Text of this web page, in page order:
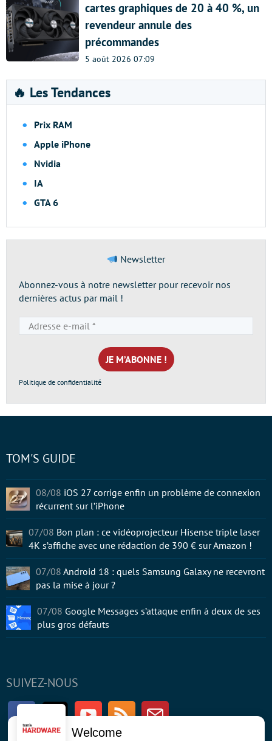
cartes graphiques de 20 à 40 %, un
revendeur annule des
précommandes
5 août 2026 07:09
🔥 Les Tendances
Prix RAM
Apple iPhone
Nvidia
IA
GTA 6
Newsletter
Abonnez-vous à notre newsletter pour recevoir nos
dernières actus par mail !
e-
mail
*
Politique de confidentialité
SUIVEZ-NOUS
FacebookTwitter Youtube RSS Newsletter
TOM'S GUIDE
08/08 iOS 27 corrige enfin un problème de connexion
récurrent sur l’iPhone
07/08 Bon plan : ce vidéoprojecteur Hisense triple laser
4K s’affiche avec une rédaction de 390 € sur Amazon !
07/08 Android 18 : quels Samsung Galaxy ne recevront
pas la mise à jour ?
07/08 Google Messages s’attaque enfin à deux de ses
plus gros défauts
Welcome